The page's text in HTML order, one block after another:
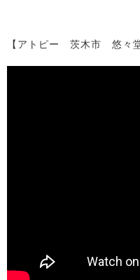
【アトピー 茨木市 悠々